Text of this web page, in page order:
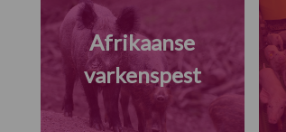
Afrikaanse
varkenspest